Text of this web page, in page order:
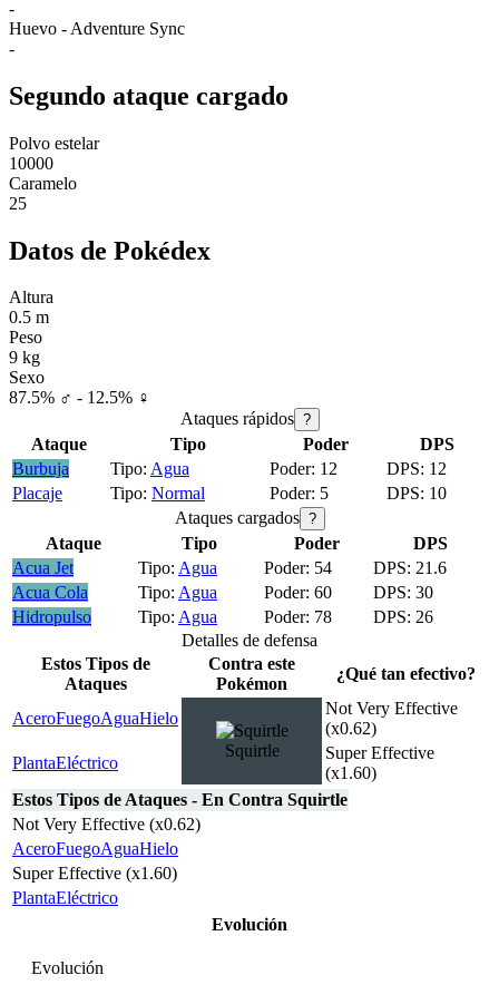
-
Huevo - Adventure Sync
-
Segundo ataque cargado
Polvo estelar
10000
Caramelo
25
Datos de Pokédex
Altura
0.5 m
Peso
9 kg
Sexo
87.5% ♂ - 12.5% ♀
Ataques rápidos ?
Ataque Tipo Poder
DPS
Burbuja
Agua 12
12
Placaje
Normal 5
10
Ataques cargados ?
Ataque Tipo Poder
DPS
Acua Jet
Agua 54
21.6
Acua Cola
Agua 60
30
Hidropulso
Agua 78
26
Detalles de defensa
Estos Tipos de
Ataques
Contra este
Pokémon
¿Qué tan efectivo?
AceroFuegoAguaHielo
Squirtle
Not Very Effective
(x0.62)
PlantaEléctrico
Super Effective
(x1.60)
Estos Tipos de Ataques - En Contra Squirtle
Not Very Effective (x0.62)
AceroFuegoAguaHielo
Super Effective (x1.60)
PlantaEléctrico
Evolución
Evolución